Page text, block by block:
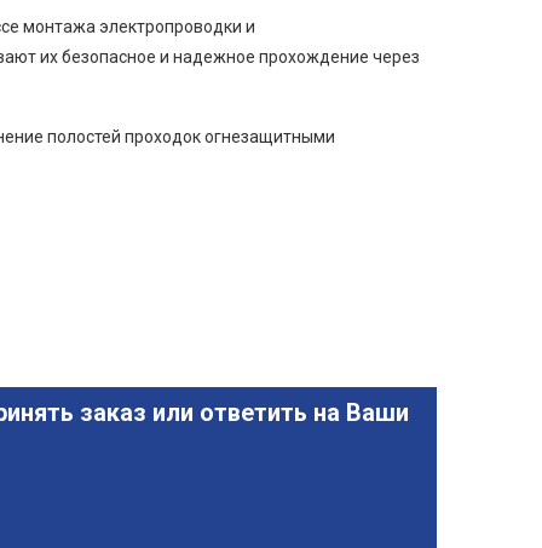
монтажа электропроводки и
их безопасное и надежное прохождение через
полостей проходок огнезащитными
заказ или ответить на Ваши